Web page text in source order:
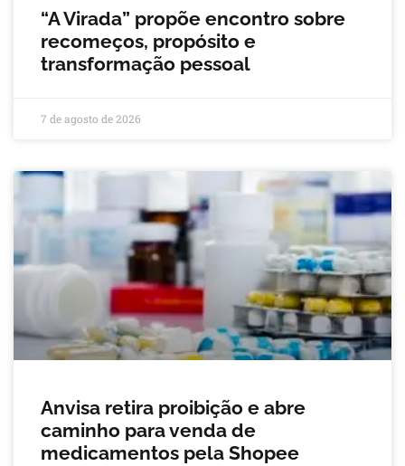
“A Virada” propõe encontro sobre
recomeços, propósito e
transformação pessoal
7 de agosto de 2026
Anvisa retira proibição e abre
caminho para venda de
medicamentos pela Shopee